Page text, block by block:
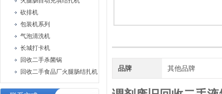
砍排机
包装机系列
气泡清洗机
长城打卡机
回收二手杀菌锅
回收二手食品厂火腿肠结扎机
品牌 其他品牌